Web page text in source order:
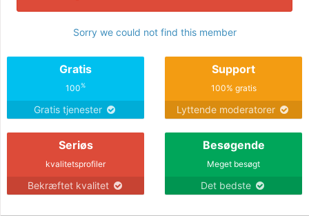
Sorry we could not find this member
Gratis
100%
Gratis tjenester
Support
100% gratis
Lyttende moderatorer
Seriøs
kvalitetsprofiler
Bekræftet kvalitet
Besøgende
Meget besøgt
Det bedste